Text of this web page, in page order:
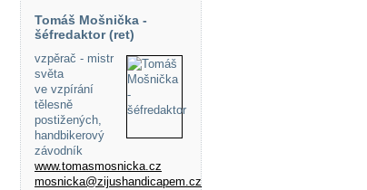
Tomáš Mošnička -
šéfredaktor (ret)
vzpěrač - mistr
světa
ve vzpírání
tělesně
postižených,
handbikerový
závodník
www.tomasmosnicka.cz
mosnicka@zijushandicapem.cz